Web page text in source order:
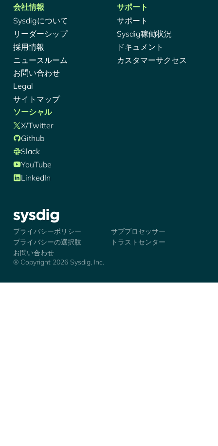
会社情報
Sysdigについて
リーダーシップ
採用情報
ニュースルーム
お問い合わせ
Legal
サイトマップ
サポート
サポート
Sysdig稼働状況
ドキュメント
カスタマーサクセス
ソーシャル
X/Twitter
Github
Slack
YouTube
LinkedIn
シズディグ-ロゴ
® Copyright 2026 Sysdig, Inc.
プライバシーポリシー
サブプロセッサー
プライバシーの選択肢
トラストセンター
お問い合わせ